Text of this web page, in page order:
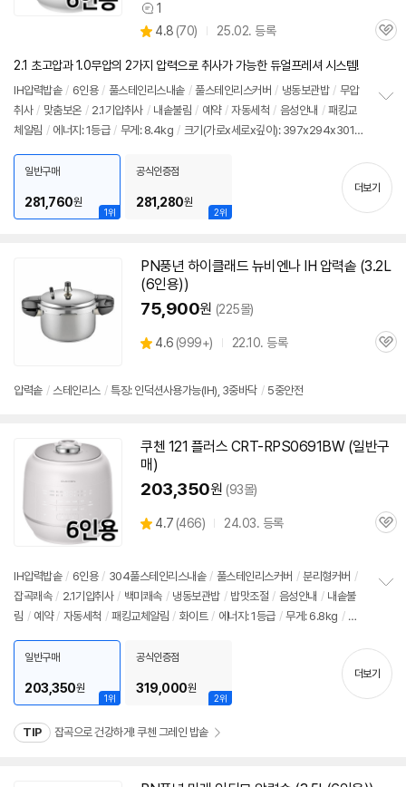
상
품
견
1
별
점
4.8 (상
리
뷰
70) 25.02. 등록
관
2.1 초고압과 1.0무압의 2가지 압력으로 취사가 가능한 듀얼프레셔 시스템!
IH압력밥솥 / 6인용 / 풀스테인리스내솥 / 풀스테인리스커버 / 냉동보관밥 / 무압
취사 / 맞춤보온 / 2.1기압취사 / 내솥불림 / 예약 / 자동세척 / 음성안내 / 패킹교
체알림 / 에너지: 1등급 / 무게: 8.4kg / 크기(가로x세로x깊이): 397x294x301m
기
1위
일반구매
281,760원
2위
공식인증점
281,280원
더보기
PN풍년 하이클래드 뉴비엔나 IH 압력솥 (3.2L
(6인용))
75,900원 (225몰)
별
4.6 (상
999+) 22.10. 등록
관
압력솥 / 스테인리스 / 특징: 인덕션사용가능(IH), 3중바닥 / 5중안전
쿠첸 121 플러스 CRT-RPS0691BW (일반구
매)
203,350원 (93몰)
별
4.7 (상
뷰
466) 24.03. 등록
관
IH압력밥솥 / 6인용 / 304풀스테인리스내솥 / 풀스테인리스커버 / 분리형커버 /
잡곡쾌속 / 2.1기압취사 / 백미쾌속 / 냉동보관밥 / 밥맛조절 / 음성안내 / 내솥불
림 / 예약 / 자동세척 / 패킹교체알림 / 화이트 / 에너지: 1등급 / 무게: 6.8kg / 크
기
1위
일반구매
203,350원
2위
공식인증점
319,000원
더보기
TIP 잡곡으로 건강하게! 쿠첸 그레인 밥솥